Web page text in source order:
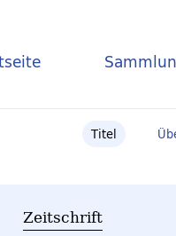
Titel
Zeitschrift